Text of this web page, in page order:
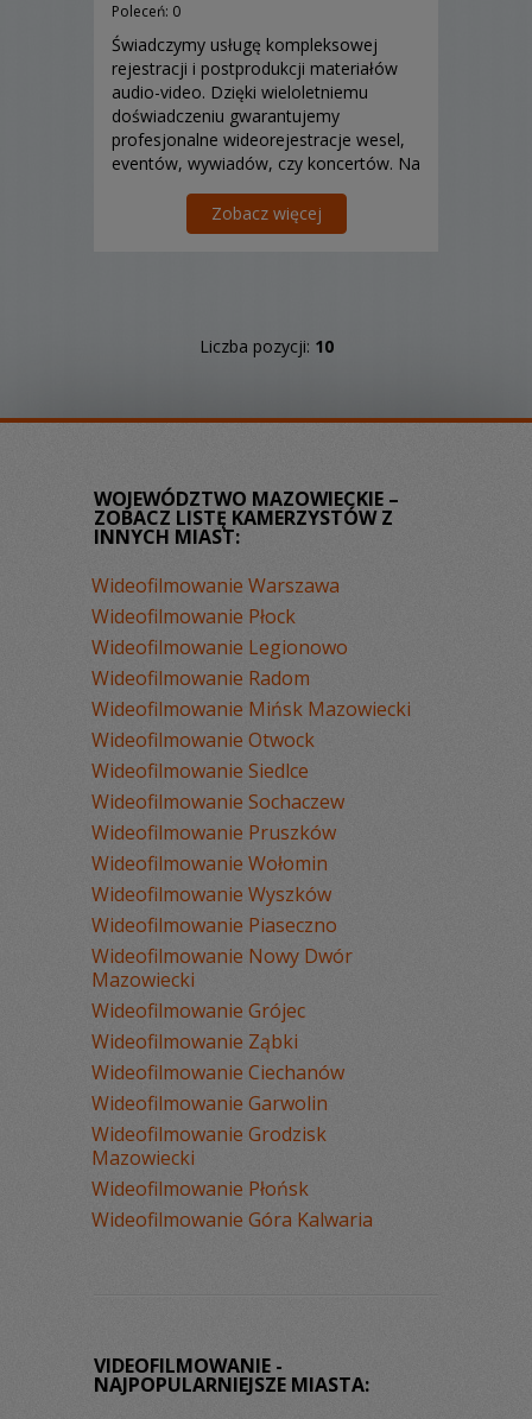
Poleceń: 0
Świadczymy usługę kompleksowej
rejestracji i postprodukcji materiałów
audio-video. Dzięki wieloletniemu
doświadczeniu gwarantujemy
profesjonalne wideorejestracje wesel,
eventów, wywiadów, czy koncertów. Na
Was, począwszy od pomysłu na jego
realizację,
Zobacz więcej
Liczba pozycji: 10
WOJEWÓDZTWO MAZOWIECKIE –
ZOBACZ LISTĘ KAMERZYSTÓW Z
INNYCH MIAST:
Wideofilmowanie Warszawa
Wideofilmowanie Płock
Wideofilmowanie Legionowo
Wideofilmowanie Radom
Wideofilmowanie Mińsk Mazowiecki
Wideofilmowanie Otwock
Wideofilmowanie Siedlce
Wideofilmowanie Sochaczew
Wideofilmowanie Pruszków
Wideofilmowanie Wołomin
Wideofilmowanie Wyszków
Wideofilmowanie Piaseczno
Wideofilmowanie Nowy Dwór
Mazowiecki
Wideofilmowanie Grójec
Wideofilmowanie Ząbki
Wideofilmowanie Ciechanów
Wideofilmowanie Garwolin
Wideofilmowanie Grodzisk
Mazowiecki
Wideofilmowanie Płońsk
Wideofilmowanie Góra Kalwaria
VIDEOFILMOWANIE -
NAJPOPULARNIEJSZE MIASTA: